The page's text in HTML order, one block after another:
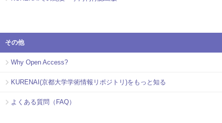
その他
Why Open Access?
KURENAI(京都大学学術情報リポジトリ)をもっと知る
よくある質問（FAQ）